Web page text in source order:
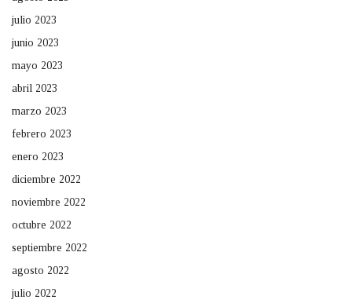
julio 2023
junio 2023
mayo 2023
abril 2023
marzo 2023
febrero 2023
enero 2023
diciembre 2022
noviembre 2022
octubre 2022
septiembre 2022
agosto 2022
julio 2022